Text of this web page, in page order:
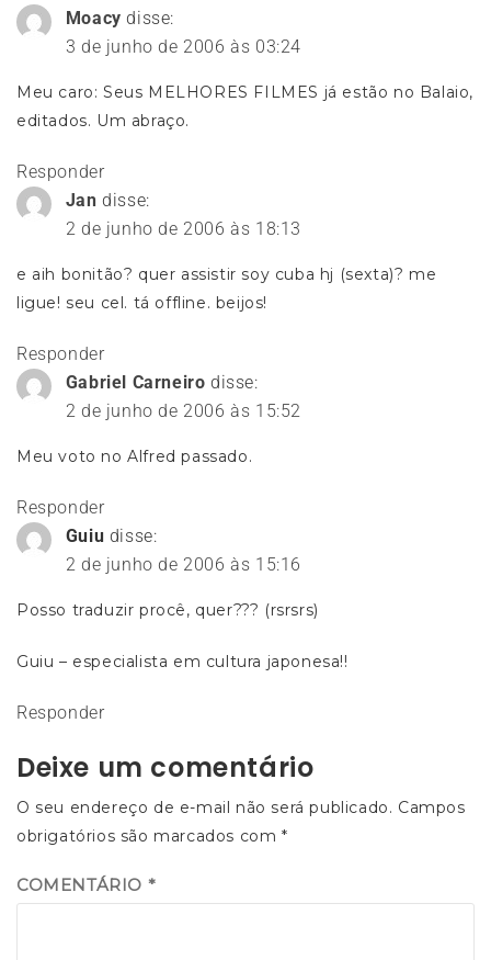
Moacy disse:
3 de junho de 2006 às 03:24
Meu caro: Seus MELHORES FILMES já estão no Balaio,
editados. Um abraço.
Responder
Jan disse:
2 de junho de 2006 às 18:13
e aih bonitão? quer assistir soy cuba hj (sexta)? me
ligue! seu cel. tá offline. beijos!
Responder
Gabriel Carneiro disse:
2 de junho de 2006 às 15:52
Meu voto no Alfred passado.
Responder
Guiu disse:
2 de junho de 2006 às 15:16
Posso traduzir procê, quer??? (rsrsrs)
Guiu – especialista em cultura japonesa!!
Responder
Deixe um comentário
O seu endereço de e-mail não será publicado. Campos
obrigatórios são marcados com*
COMENTÁRIO *